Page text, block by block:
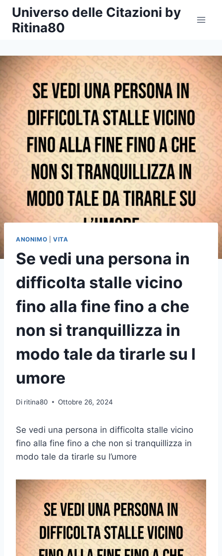
Salta
contenuto
Universo delle Citazioni by
Ritina80
ANONIMO VITA
Se vedi una persona in
difficolta stalle vicino
fino alla fine fino a che
non si tranquillizza in
modo tale da tirarle su l
umore
Di ritina80 Ottobre 26, 2024
Se vedi una persona in difficolta stalle vicino
fino alla fine fino a che non si tranquillizza in
modo tale da tirarle su l’umore